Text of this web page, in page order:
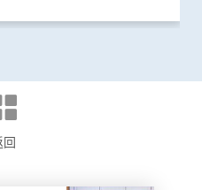
回